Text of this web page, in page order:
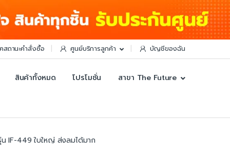
สถานะคำสั่งซื้อ ศูนย์บริการลูกค้า บัญชีของฉัน
สินค้าทั้งหมด โปรโมชั่น สาขา The Future
IF-449 ใบใหญ่ ส่งลมได้มาก